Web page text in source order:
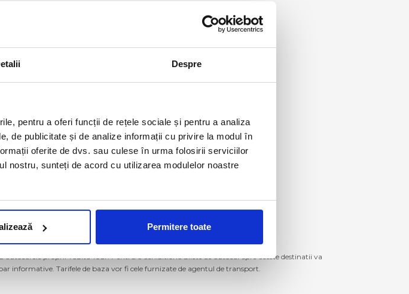
Despre
pentru a oferi funcții de rețele sociale și pentru a analiza
de publicitate și de analize informații cu privire la modul în
oferite de dvs. sau culese în urma folosirii serviciilor
nostru, sunteți de acord cu utilizarea modulelor noastre
Permitere toate
proprii Tabita Tour. Pentru a achizitiona bilete de autocar spre aceste destinatii va
informative. Tarifele de baza vor fi cele furnizate de agentul de transport.